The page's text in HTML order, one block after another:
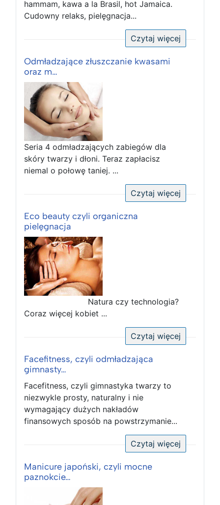
hammam, kawa a la Brasil, hot Jamaica.
Cudowny relaks, pielęgnacja...
Czytaj więcej
Odmładzające złuszczanie kwasami
oraz m…
Seria 4 odmładzających zabiegów dla
skóry twarzy i dłoni. Teraz zapłacisz
niemal o połowę taniej. ...
Czytaj więcej
Eco beauty czyli organiczna
pielęgnacja
Natura czy technologia?
Coraz więcej kobiet ...
Czytaj więcej
Facefitness, czyli odmładzająca
gimnasty…
Facefitness, czyli gimnastyka twarzy to
niezwykle prosty, naturalny i nie
wymagający dużych nakładów
finansowych sposób na powstrzymanie...
Czytaj więcej
Manicure japoński, czyli mocne
paznokcie…